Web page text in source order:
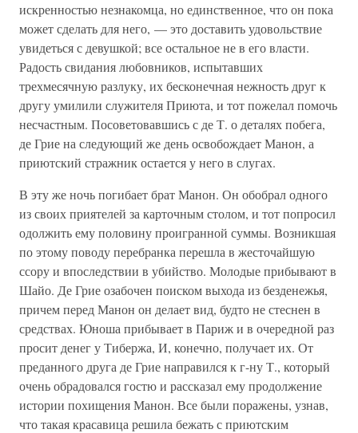
искренностью незнакомца, но единственное, что он пока
может сделать для него, — это доставить удовольствие
увидеться с девушкой; все остальное не в его власти.
Радость свидания любовников, испытавших
трехмесячную разлуку, их бесконечная нежность друг к
другу умилили служителя Приюта, и тот пожелал помочь
несчастным. Посоветовавшись с де Т. о деталях побега,
де Грие на следующий же день освобождает Манон, а
приютский стражник остается у него в слугах.
В эту же ночь погибает брат Манон. Он обобрал одного
из своих приятелей за карточным столом, и тот попросил
одолжить ему половину проигранной суммы. Возникшая
по этому поводу перебранка перешла в жесточайшую
ссору и впоследствии в убийство. Молодые прибывают в
Шайо. Де Грие озабочен поиском выхода из безденежья,
причем перед Манон он делает вид, будто не стеснен в
средствах. Юноша прибывает в Париж и в очередной раз
просит денег у Тибержа, И, конечно, получает их. От
преданного друга де Грие направился к г-ну Т., который
очень обрадовался гостю и рассказал ему продолжение
истории похищения Манон. Все были поражены, узнав,
что такая красавица решила бежать с приютским